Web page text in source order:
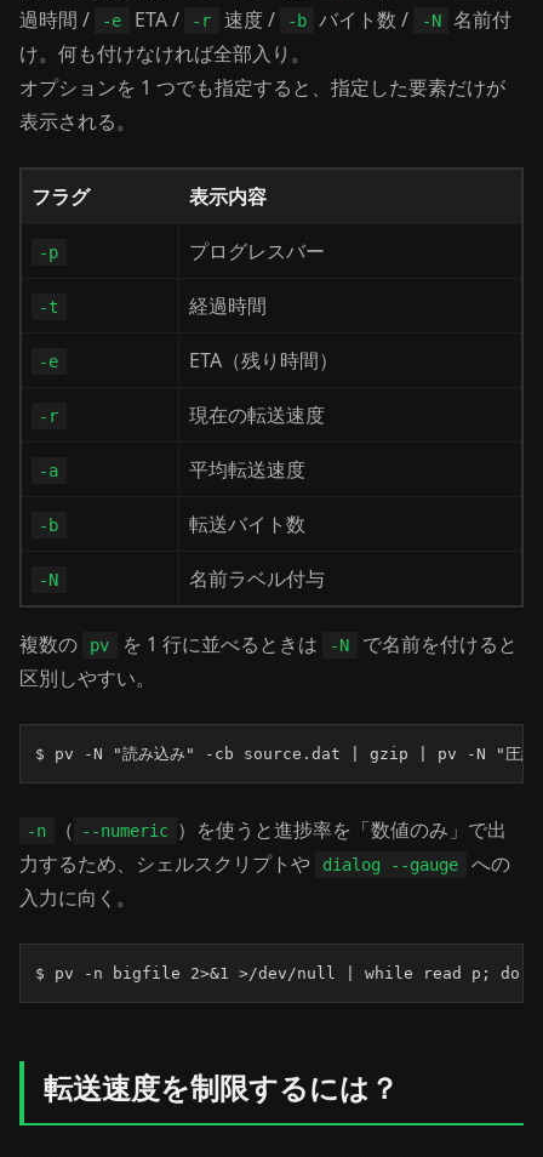
過時間 /
-e ETA / -r 速度 / -b バイト数 / -N
名前付
け。何も付けなければ全部入り。
オプションを 1 つでも指定すると、指定した要素だけが
表示される。
フラグ 表示内容
-p プログレスバー
-t 経過時間
-e ETA（残り時間）
-r 現在の転送速度
-a 平均転送速度
-b 転送バイト数
-N 名前ラベル付与
複数の pv を 1 行に並べるときは -N
で名前を付けると
区別しやすい。
$ pv -N "読み込み" -cb source.dat | gzip | pv -N "圧
-n （ --numeric ）を使うと進捗率を「数値のみ」で出
力するため、シェルスクリプトや
dialog --gauge
への
入力に向く。
$ pv -n bigfile 2>&1 >/dev/null | while read p; do
転送速度を制限するには？